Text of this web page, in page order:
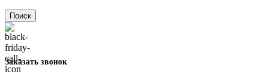
Поиск
Заказать звонок